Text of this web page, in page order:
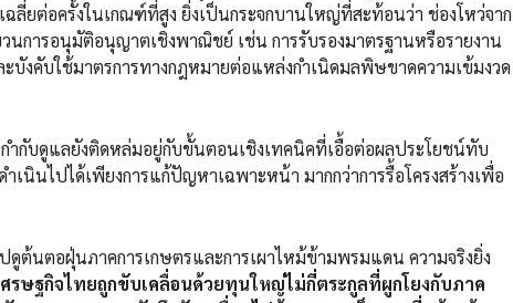
ฉลี่ยต่อครั้งในเกณฑ์ที่สูง ยิ่งเป็นกระจกบานใหญ่ที่สะท้อนว่า ช่องโหว่จาก
นการอนุมัติอนุญาตเชิงพาณิชย์ เช่น การรับรองมาตรฐานหรือรายงาน
ะบังคับใช้มาตรการทางกฎหมายต่อแหล่งกำเนิดมลพิษขาดความเข้มงวด
งติดหล่มอยู่กับขั้นตอนเชิงเทคนิคที่เอื้อต่อผลประโยชน์ทับ
นินไปได้เพียงการแก้ปัญหาเฉพาะหน้า มากกว่าการรื้อโครงสร้างเพื่อ
ภาคการเกษตรและการเผาไหม้ข้ามพรมแดน ความจริงยิ่ง
ศรษฐกิจไทยถูกขับเคลื่อนด้วยทุนใหญ่ไม่กี่ตระกูลที่ผูกโยงกับภาค